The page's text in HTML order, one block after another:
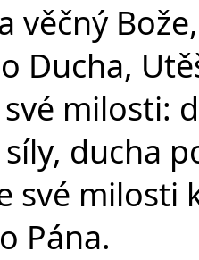
věčný
Ducha,
milosti:
ducha
své milosti
Pána.